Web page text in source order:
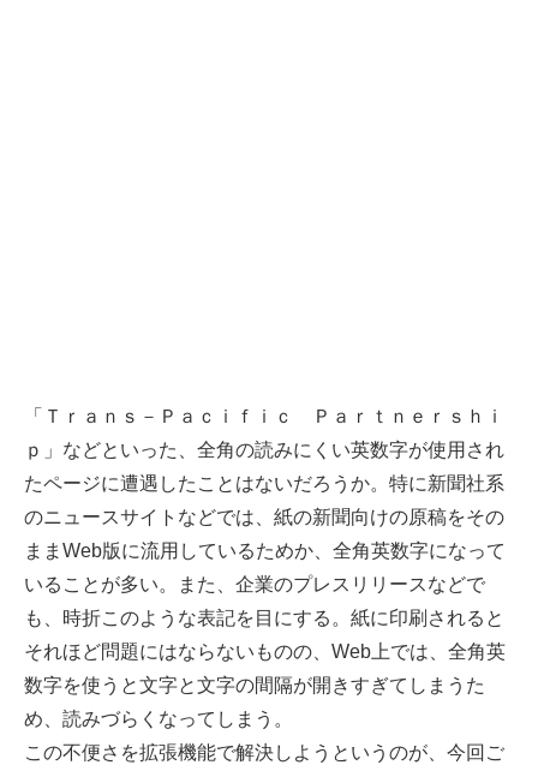
「Ｔｒａｎｓ－Ｐａｃｉｆｉｃ Ｐａｒｔｎｅｒｓｈｉ
ｐ」などといった、全角の読みにくい英数字が使用され
たページに遭遇したことはないだろうか。特に新聞社系
のニュースサイトなどでは、紙の新聞向けの原稿をその
ままWeb版に流用しているためか、全角英数字になって
いることが多い。また、企業のプレスリリースなどで
も、時折このような表記を目にする。紙に印刷されると
それほど問題にはならないものの、Web上では、全角英
数字を使うと文字と文字の間隔が開きすぎてしまうた
め、読みづらくなってしまう。
この不便さを拡張機能で解決しようというのが、今回ご